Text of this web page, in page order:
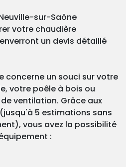
sur-Saône
votre chaudière
un devis détaillé
concerne un souci sur votre
votre poêle à bois ou
ventilation. Grâce aux
5 estimations sans
vous avez la possibilité
: